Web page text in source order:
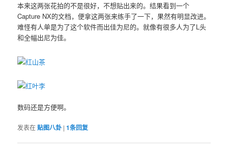
本来这两张花拍的不是很好，不想贴出来的。结果看到一个
Capture NX的文档，便拿这两张来练手了一下，果然有明显改进。
难怪有人单是为了这个软件而出佳为尼的。就像有很多人为了L头
和全幅出尼为佳。
数码还是方便啊。
发表在贴图八卦 |1条回复